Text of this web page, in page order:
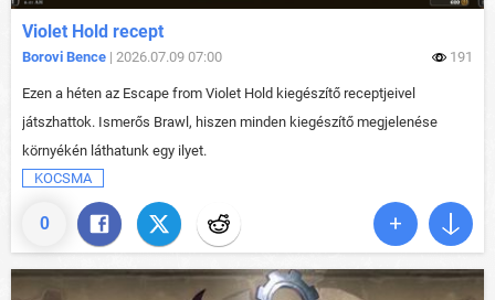
0
Violet Hold recept
Borovi Bence | 2026.07.09 07:00 191
Ezen a héten az Escape from Violet Hold kiegészítő receptjeivel
játszhattok. Ismerős Brawl, hiszen minden kiegészítő megjelenése
környékén láthatunk egy ilyet.
KOCSMA